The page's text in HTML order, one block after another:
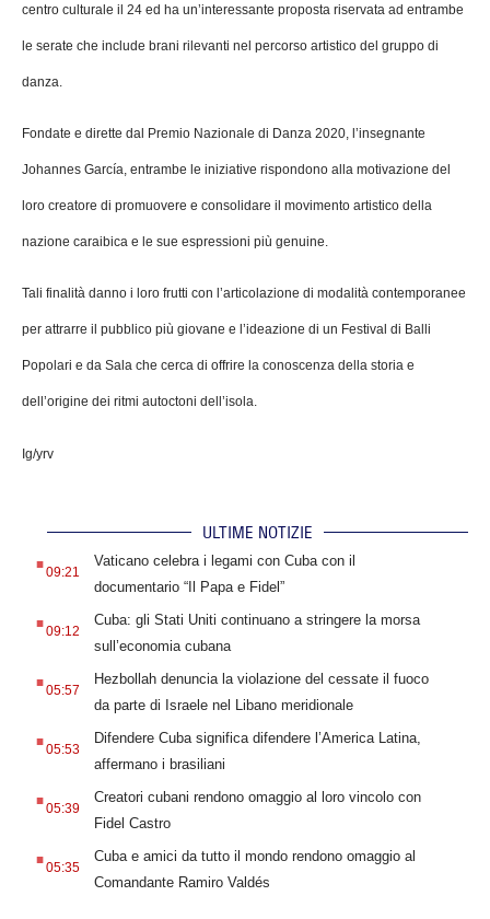
centro culturale il 24 ed ha un’interessante proposta riservata ad entrambe
le serate che include brani rilevanti nel percorso artistico del gruppo di
danza.
Fondate e dirette dal Premio Nazionale di Danza 2020, l’insegnante
Johannes García, entrambe le iniziative rispondono alla motivazione del
loro creatore di promuovere e consolidare il movimento artistico della
nazione caraibica e le sue espressioni più genuine.
Tali finalità danno i loro frutti con l’articolazione di modalità contemporanee
per attrarre il pubblico più giovane e l’ideazione di un Festival di Balli
Popolari e da Sala che cerca di offrire la conoscenza della storia e
dell’origine dei ritmi autoctoni dell’isola.
Ig/yrv
ULTIME NOTIZIE
.09:21
Vaticano celebra i legami con Cuba con il
documentario “Il Papa e Fidel”
.09:12
Cuba: gli Stati Uniti continuano a stringere la morsa
sull’economia cubana
.05:57
Hezbollah denuncia la violazione del cessate il fuoco
da parte di Israele nel Libano meridionale
.05:53
Difendere Cuba significa difendere l’America Latina,
affermano i brasiliani
.05:39
Creatori cubani rendono omaggio al loro vincolo con
Fidel Castro
.05:35
Cuba e amici da tutto il mondo rendono omaggio al
Comandante Ramiro Valdés